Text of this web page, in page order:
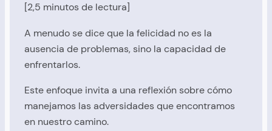
[2,5 minutos de lectura]
A menudo se dice que la felicidad no es la
ausencia de problemas, sino la capacidad de
enfrentarlos.
Este enfoque invita a una reflexión sobre cómo
manejamos las adversidades que encontramos
en nuestro camino.